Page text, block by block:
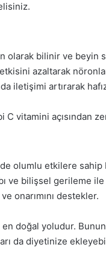
olarak bilinir ve beyin
azaltarak
iletişimi artırarak
vitamini açısından
olumlu etkilere
ve bilişsel gerileme
onarımını destekler.
en doğal yoludur.
da diyetinize